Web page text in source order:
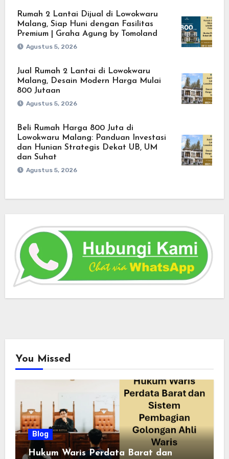
Rumah 2 Lantai Dijual di Lowokwaru
Malang, Siap Huni dengan Fasilitas
Premium | Graha Agung by Tomoland
Agustus 5, 2026
Jual Rumah 2 Lantai di Lowokwaru
Malang, Desain Modern Harga Mulai
800 Jutaan
Agustus 5, 2026
Beli Rumah Harga 800 Juta di
Lowokwaru Malang: Panduan Investasi
dan Hunian Strategis Dekat UB, UM
dan Suhat
Agustus 5, 2026
You Missed
Blog
Hukum Waris Perdata Barat dan